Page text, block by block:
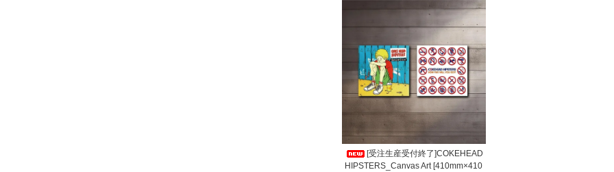
[受注生産受付終了]COKEHEAD
HIPSTERS_Canvas Art [410mm×410